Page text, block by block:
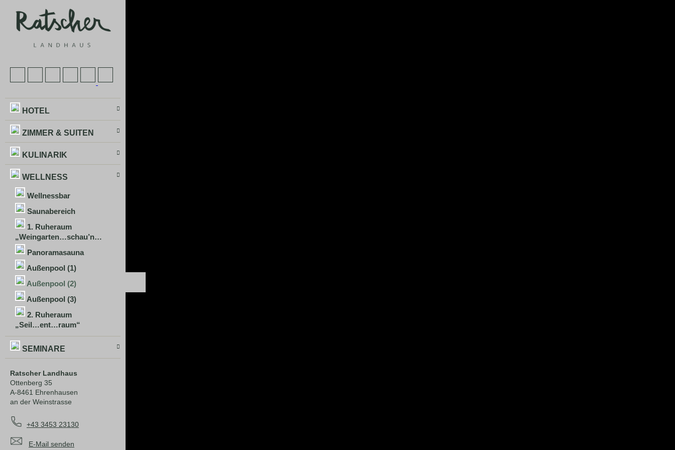
HOTEL
ZIMMER & SUITEN
KULINARIK
WELLNESS
Wellnessbar
Saunabereich
1. Ruheraum
„Weingarten…schau’n…
Panoramasauna
Außenpool (1)
Außenpool (2)
Außenpool (3)
2. Ruheraum
„Seil…ent…raum“
SEMINARE
Ratscher Landhaus
Ottenberg 35
A-8461 Ehrenhausen
an der Weinstrasse
+43 3453 23130
E-Mail senden